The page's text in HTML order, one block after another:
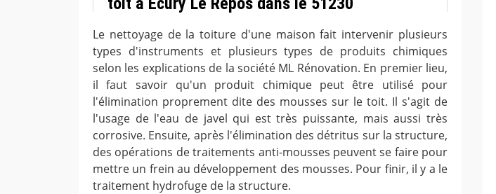
Le nettoyage de la toiture d'une maison fait intervenir plusieurs
types d'instruments et plusieurs types de produits chimiques
selon les explications de la société ML Rénovation. En premier lieu,
il faut savoir qu'un produit chimique peut être utilisé pour
l'élimination proprement dite des mousses sur le toit. Il s'agit de
l'usage de l'eau de javel qui est très puissante, mais aussi très
corrosive. Ensuite, après l'élimination des détritus sur la structure,
des opérations de traitements anti-mousses peuvent se faire pour
mettre un frein au développement des mousses. Pour finir, il y a le
traitement hydrofuge de la structure.